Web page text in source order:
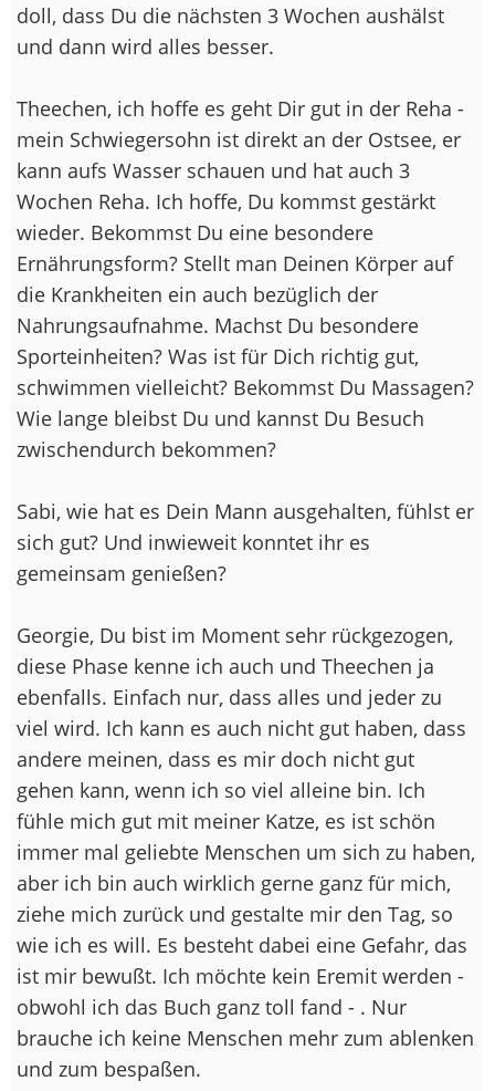
doll, dass Du die nächsten 3 Wochen aushälst
und dann wird alles besser.
Theechen, ich hoffe es geht Dir gut in der Reha -
mein Schwiegersohn ist direkt an der Ostsee, er
kann aufs Wasser schauen und hat auch 3
Wochen Reha. Ich hoffe, Du kommst gestärkt
wieder. Bekommst Du eine besondere
Ernährungsform? Stellt man Deinen Körper auf
die Krankheiten ein auch bezüglich der
Nahrungsaufnahme. Machst Du besondere
Sporteinheiten? Was ist für Dich richtig gut,
schwimmen vielleicht? Bekommst Du Massagen?
Wie lange bleibst Du und kannst Du Besuch
zwischendurch bekommen?
Sabi, wie hat es Dein Mann ausgehalten, fühlst er
sich gut? Und inwieweit konntet ihr es
gemeinsam genießen?
Georgie, Du bist im Moment sehr rückgezogen,
diese Phase kenne ich auch und Theechen ja
ebenfalls. Einfach nur, dass alles und jeder zu
viel wird. Ich kann es auch nicht gut haben, dass
andere meinen, dass es mir doch nicht gut
gehen kann, wenn ich so viel alleine bin. Ich
fühle mich gut mit meiner Katze, es ist schön
immer mal geliebte Menschen um sich zu haben,
aber ich bin auch wirklich gerne ganz für mich,
ziehe mich zurück und gestalte mir den Tag, so
wie ich es will. Es besteht dabei eine Gefahr, das
ist mir bewußt. Ich möchte kein Eremit werden -
obwohl ich das Buch ganz toll fand - . Nur
brauche ich keine Menschen mehr zum ablenken
und zum bespaßen.